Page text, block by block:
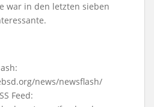
war in den letzten sieben
news/newsflash/
Feed: